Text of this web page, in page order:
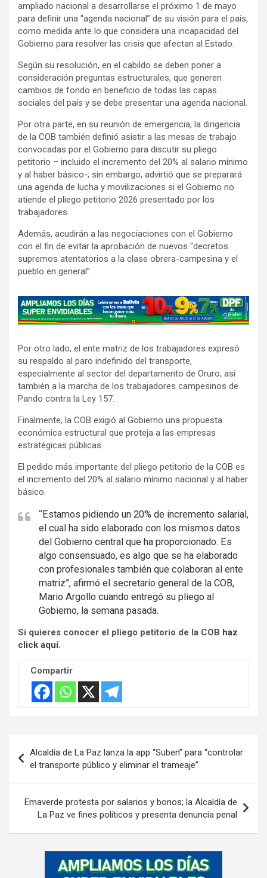
ampliado nacional a desarrollarse el próximo 1 de mayo
para definir una “agenda nacional” de su visión para el país,
como medida ante lo que considera una incapacidad del
Gobierno para resolver las crisis que afectan al Estado.
Según su resolución, en el cabildo se deben poner a
consideración preguntas estructurales, que generen
cambios de fondo en beneficio de todas las capas
sociales del país y se debe presentar una agenda nacional.
Por otra parte, en su reunión de emergencia, la dirigencia
de la COB también definió asistir a las mesas de trabajo
convocadas por el Gobierno para discutir su pliego
petitorio – incluido el incremento del 20% al salario mínimo
y al haber básico-; sin embargo, advirtió que se preparará
una agenda de lucha y movilizaciones si el Gobierno no
atiende el pliego petitorio 2026 presentado por los
trabajadores.
Además, acudirán a las negociaciones con el Gobierno
con el fin de evitar la aprobación de nuevos “decretos
supremos atentatorios a la clase obrera-campesina y el
pueblo en general”.
A
d
e
r
t
i
e
m
n
t
Por otro lado, el ente matriz de los trabajadores expresó
su respaldo al paro indefinido del transporte,
especialmente al sector del departamento de Oruro; así
también a la marcha de los trabajadores campesinos de
Pando contra la Ley 157.
Finalmente, la COB exigió al Gobierno una propuesta
económica estructural que proteja a las empresas
estratégicas públicas.
El pedido más importante del pliego petitorio de la COB es
el incremento del 20% al salario mínimo nacional y al haber
básico.
“Estamos pidiendo un 20% de incremento salarial,
el cual ha sido elaborado con los mismos datos
del Gobierno central que ha proporcionado. Es
algo consensuado, es algo que se ha elaborado
con profesionales también que colaboran al ente
matriz”, afirmó el secretario general de la COB,
Mario Argollo cuando entregó su pliego al
Gobierno, la semana pasada.
Si quieres conocer el pliego petitorio de la COB haz
click aquí.
Compartir
de
entradas
Alcaldía de La Paz lanza la app “Suben” para “controlar
el transporte público y eliminar el trameaje”
Emaverde protesta por salarios y bonos; la Alcaldía de
La Paz ve fines políticos y presenta denuncia penal